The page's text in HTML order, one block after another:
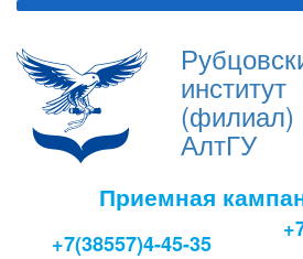
институт
(филиал)
АлтГУ
Приемная
+7(38557)4-45-35